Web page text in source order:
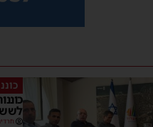
לשש